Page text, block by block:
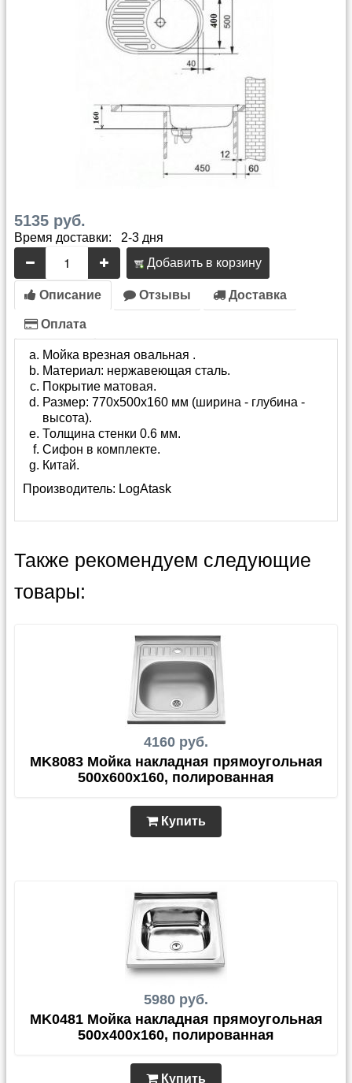
5135 руб.
Время доставки: 2-3 дня
Добавить в корзину
Описание Отзывы Доставка
Оплата
Мойка врезная овальная .
Материал: нержавеющая сталь.
Покрытие матовая.
Размер: 770х500х160 мм (ширина - глубина -
высота).
Толщина стенки 0.6 мм.
Сифон в комплекте.
Китай.
Производитель: LogAtask
Также рекомендуем следующие
товары:
4160 руб.
MK8083 Мойка накладная прямоугольная
500х600х160, полированная
Купить
5980 руб.
MK0481 Мойка накладная прямоугольная
500х400х160, полированная
Купить